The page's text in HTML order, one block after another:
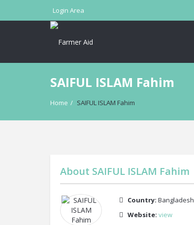
Login Area
SAIFUL ISLAM Fahim
Home / SAIFUL ISLAM Fahim
About SAIFUL ISLAM Fahim
Country: Bangladesh
Website: view